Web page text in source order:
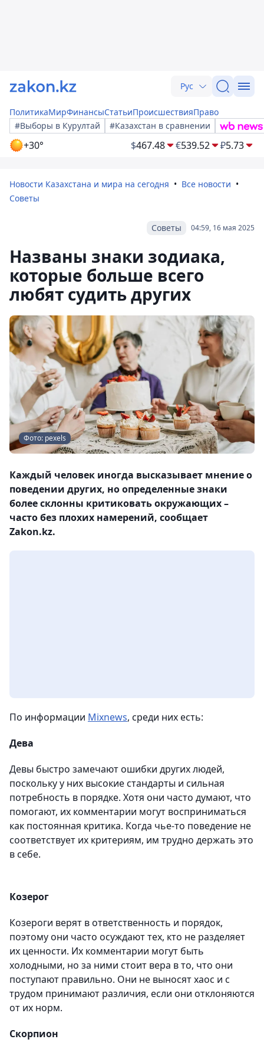
Рус
ПолитикаМирФинансыСтатьиПроисшествияПраво
#Выборы в Курултай
#Казахстан в сравнении
+30° $467.48 €539.52 ₽5.73
Новости Казахстана и мира на сегодня
Все новости
Советы
04:59, 16 мая 2025
Советы
Названы знаки зодиака,
которые больше всего
любят судить других
Фото: pexels
Каждый человек иногда высказывает мнение о
поведении других, но определенные знаки
более склонны критиковать окружающих –
часто без плохих намерений, сообщает
Zakon.kz.
По информации Mixnews, среди них есть:
Дева
Девы быстро замечают ошибки других людей,
поскольку у них высокие стандарты и сильная
потребность в порядке. Хотя они часто думают, что
помогают, их комментарии могут восприниматься
как постоянная критика. Когда чье-то поведение не
соответствует их критериям, им трудно держать это
в себе.
Козерог
Козероги верят в ответственность и порядок,
поэтому они часто осуждают тех, кто не разделяет
их ценности. Их комментарии могут быть
холодными, но за ними стоит вера в то, что они
поступают правильно. Они не выносят хаос и с
трудом принимают различия, если они отклоняются
от их норм.
Скорпион